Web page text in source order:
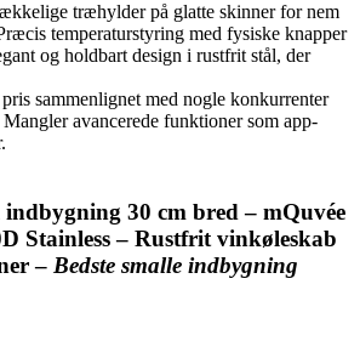
træhylder på glatte skinner for nem
temperaturstyring med fysiske knapper
og holdbart design i rustfrit stål, der
sammenlignet med nogle konkurrenter
avancerede funktioner som app-
30 cm bred – mQuvée
Stainless – Rustfrit vinkøleskab
– Bedste smalle indbygning